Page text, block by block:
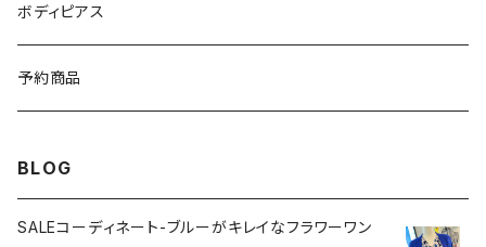
ピアス・イヤリング
ブレスレット・バングル
ボディピアス
予約商品
BLOG
SALEコーディネート-ブルーがキレイなフラワーワン